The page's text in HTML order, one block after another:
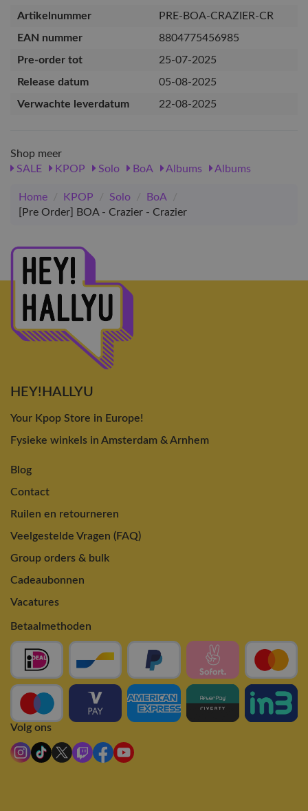
Artikelnummer
PRE-BOA-CRAZIER-CR
EAN nummer
8804775456985
Pre-order tot
25-07-2025
Release datum
05-08-2025
Verwachte leverdatum
22-08-2025
Shop meer
SALE
KPOP Solo BoA Albums Albums
Home / KPOP / Solo / BoA
/
[Pre Order] BOA - Crazier - Crazier
HEY!HALLYU
Your Kpop Store in Europe!
Fysieke winkels in Amsterdam & Arnhem
Blog
Contact
Ruilen en retourneren
Veelgestelde Vragen (FAQ)
Group orders & bulk
Cadeaubonnen
Vacatures
Betaalmethoden
Volg ons